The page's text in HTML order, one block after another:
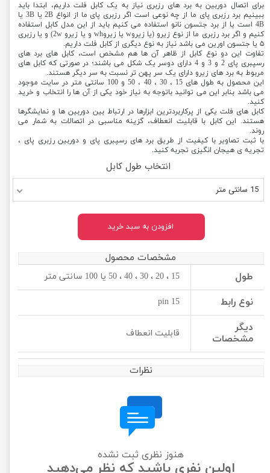
برای اتصال دوربین به برد های رزبری نیاز به یک کابل فلت داریم، ابتدا باید
ببینیم برد رزبری پای ما از چه نوعی است اگر رزبری پای ما از انواع 2B یا 3B یا
4B است یا از برد جتسون نانو استفاده می کنیم باید از این مدل کابل استفاده
کنیم و اگر برد رزبری ما از نوع زیرو (یا زیروw یا زیروwh و یا زیرو 2w) و یا رزبری
۵ یا جتسون اورین می باشد نیاز به نوع دیگری از کابل فلت داریم.
تفاوت این دو نوع کابل از ظاهر آن ها هم مشخص است، کابل های برد های
رسپبری پای 2 و 3 و 4 دارای دوسر یک شکل می باشند؛ در صورتی که کابل های
مربوط به برد های زیرو دارای یک سر پهن تر نسبت به سر دیگر هستند.
این محصول به طول های 15 ، 30 ، 40 ، 50 و 100 سانتی متر در سایت موجود
می باشد بنابر این می توانید باتوجه به نیاز خود یکی از آن ها را انتخاب و خرید
کنید.
کابل های فلت یکی از پرکاربردترین ابزارها در ارتباط بین دوربین ها و نمایشگرها
هستند. این کابل با قابلیت انعطاف، گزینه مناسبی در اتصالات به شمار می
روند.
با ثبت تصاویر با کیفیت از طریق برد های رسپبری پای و دوربین رزبری پای ،
تجریه ی هیجان انگیزی تجربه کنید.
انتخاب طول کابل
15 سانتی متر
افزودن به سبد خرید
مشخصات محصول
طول 15 ، 20 ، 30 ، 40 ، 50 یا 100 سانتی متر
نوع رابط 15 pin
دیگر
مشخصات
قابلیت انعطاف
نظرات
هنوز نظری ثبت نشده
اولین نفری باشید که نظر می‌دهید